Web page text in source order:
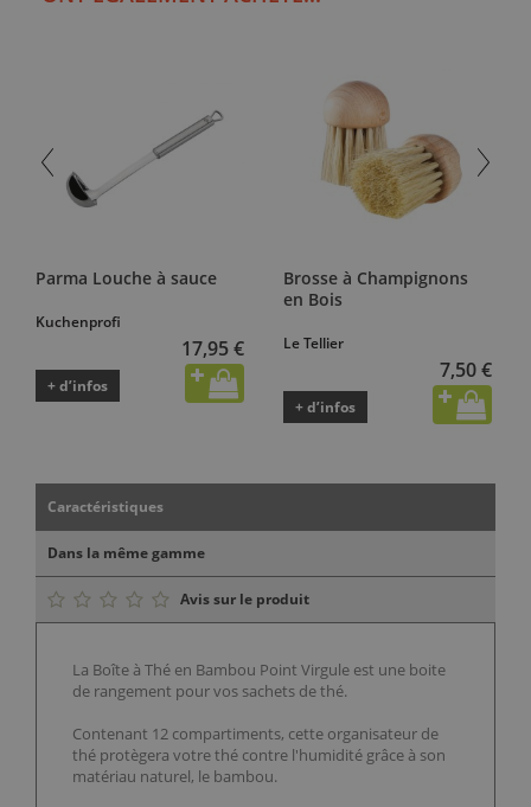
Parma Louche à sauce
Kuchenprofi
17,95 €
+ d’infos
Brosse à Champignons
en Bois
Le Tellier
7,50 €
+ d’infos
Caractéristiques
Dans la même gamme
Avis sur le produit
La Boîte à Thé en Bambou Point Virgule est une boite
de rangement pour vos sachets de thé.
Contenant 12 compartiments, cette organisateur de
thé protègera votre thé contre l'humidité grâce à son
matériau naturel, le bambou.